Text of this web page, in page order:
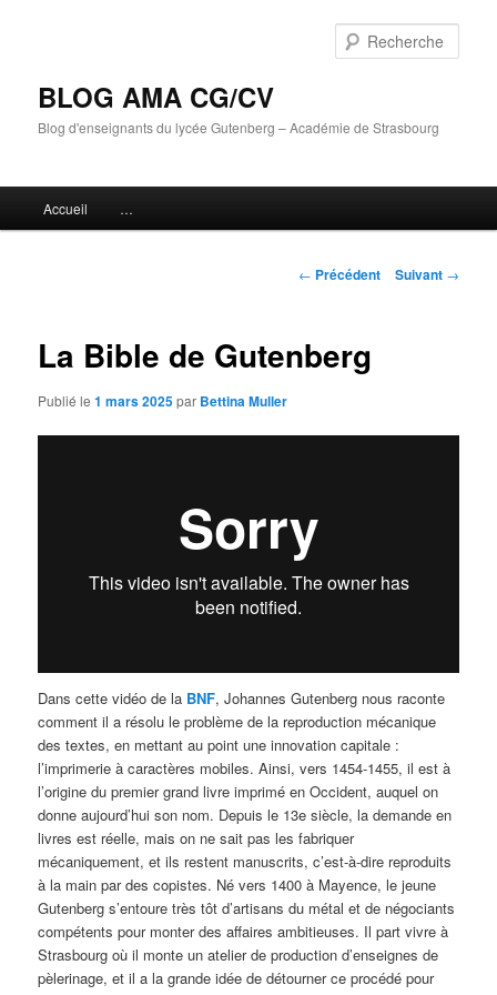
BLOG AMA CG/CV
Blog d'enseignants du lycée Gutenberg – Académie de Strasbourg
principal
Accueil …
Navigation
← Précédent Suivant →
La Bible de Gutenberg
Publié le1 mars 2025par Bettina Muller
Dans cette vidéo de la BNF, Johannes Gutenberg nous raconte
comment il a résolu le problème de la reproduction mécanique
des textes, en mettant au point une innovation capitale :
l’imprimerie à caractères mobiles. Ainsi, vers 1454-1455, il est à
l’origine du premier grand livre imprimé en Occident, auquel on
donne aujourd’hui son nom. Depuis le 13e siècle, la demande en
livres est réelle, mais on ne sait pas les fabriquer
mécaniquement, et ils restent manuscrits, c’est-à-dire reproduits
à la main par des copistes. Né vers 1400 à Mayence, le jeune
Gutenberg s’entoure très tôt d’artisans du métal et de négociants
compétents pour monter des affaires ambitieuses. Il part vivre à
Strasbourg où il monte un atelier de production d’enseignes de
pèlerinage, et il a la grande idée de détourner ce procédé pour